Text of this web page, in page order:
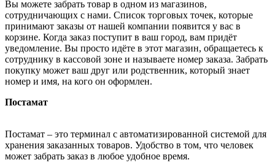
Вы можете забрать товар в одном из магазинов,
сотрудничающих с нами. Список торговых точек, которые
принимают заказы от нашей компании появится у вас в
корзине. Когда заказ поступит в ваш город, вам придёт
уведомление. Вы просто идёте в этот магазин, обращаетесь к
сотруднику в кассовой зоне и называете номер заказа. Забрать
покупку может ваш друг или родственник, который знает
номер и имя, на кого он оформлен.
Постамат
Постамат – это терминал с автоматизированной системой для
хранения заказанных товаров. Удобство в том, что человек
может забрать заказ в любое удобное время.